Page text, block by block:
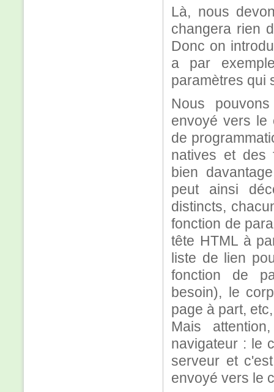
Là, nous
changera rien
Donc on
a par
paramètres qui
Nous
envoyé vers le
de
natives et des
bien
peut ainsi
distincts,
fonction de
tête HTML à
liste de lien
fonction de
besoin), le
page à part,
Mais
navigateur : le
serveur et
envoyé vers le